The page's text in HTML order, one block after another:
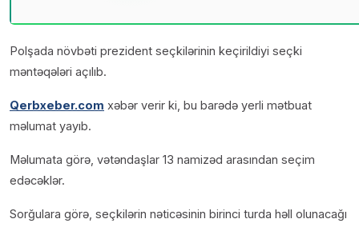
Polşada növbəti prezident seçkilərinin keçirildiyi seçki
məntəqələri açılıb.
Qerbxeber.com xəbər verir ki, bu barədə yerli mətbuat
məlumat yayıb.
Məlumata görə, vətəndaşlar 13 namizəd arasından seçim
edəcəklər.
Sorğulara görə, seçkilərin nəticəsinin birinci turda həll olunacağı